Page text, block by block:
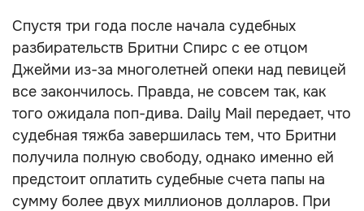
Спустя три года после начала судебных
разбирательств Бритни Спирс с ее отцом
Джейми из-за многолетней опеки над певицей
все закончилось. Правда, не совсем так, как
того ожидала поп-дива. Daily Mail передает, что
судебная тяжба завершилась тем, что Бритни
получила полную свободу, однако именно ей
предстоит оплатить судебные счета папы на
сумму более двух миллионов долларов. При